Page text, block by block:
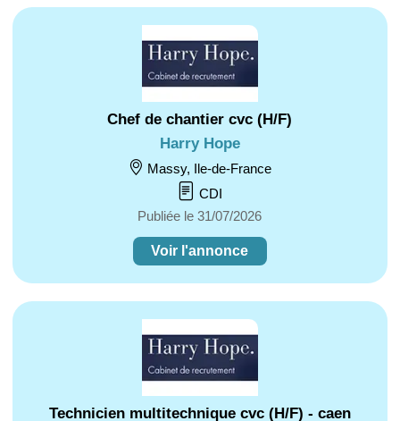
Chef de chantier cvc (H/F)
Harry Hope
Massy, Ile-de-France
CDI
Publiée le 31/07/2026
Voir l'annonce
Technicien multitechnique cvc (H/F) - caen